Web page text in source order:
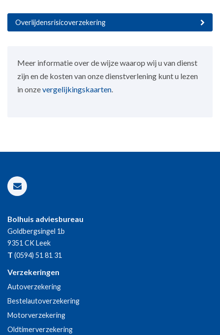
Overlijdensrisicoverzekering
Meer informatie over de wijze waarop wij u van dienst
zijn en de kosten van onze dienstverlening kunt u lezen
in onzevergelijkingskaarten
Bolhuis adviesbureau
Goldbergsingel 1b
9351 CKLeek
T (0594) 51 81 31
Verzekeringen
Autoverzekering
Bestelautoverzekering
Motorverzekering
Oldtimerverzekering